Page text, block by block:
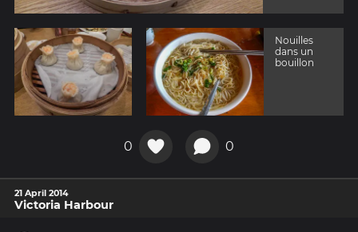
Nouilles
dans un
bouillon
0 0
21 April 2014
Victoria Harbour